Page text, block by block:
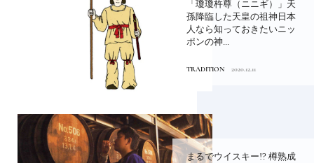
「瓊瓊杵尊（ニニギ）」天
孫降臨した天皇の祖神日本
人なら知っておきたいニッ
ポンの神...
TRADITION 2020.12.11
まるでウイスキー!? 樽熟成